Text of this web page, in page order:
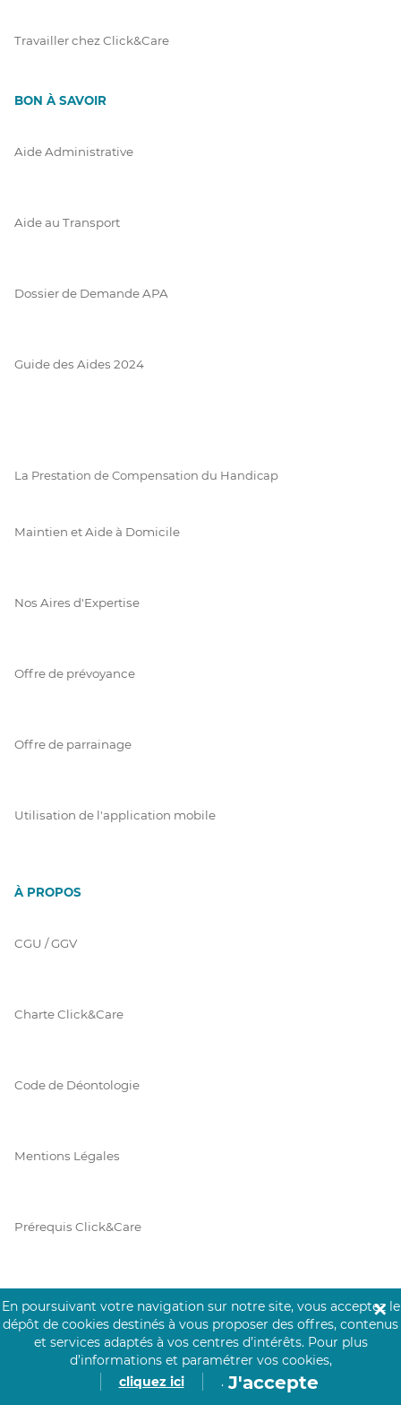
Travailler chez Click&Care
BON À SAVOIR
Aide Administrative
Aide au Transport
Dossier de Demande APA
Guide des Aides 2024
La Prestation de Compensation du Handicap
Maintien et Aide à Domicile
Nos Aires d'Expertise
Offre de prévoyance
Offre de parrainage
Utilisation de l'application mobile
À PROPOS
CGU / GGV
Charte Click&Care
Code de Déontologie
Mentions Légales
Prérequis Click&Care
Vie Privée
En poursuivant votre navigation sur notre site, vous acceptez le
dépôt de cookies destinés à vous proposer des offres, contenus
et services adaptés à vos centres d’intérêts. Pour plus
d’informations et paramétrer vos cookies,
cliquez ici
. J'accepte
✕